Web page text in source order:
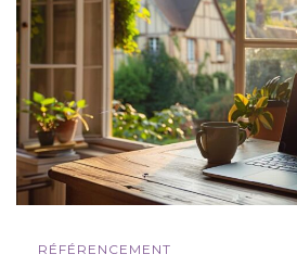
RÉFÉRENCEMENT